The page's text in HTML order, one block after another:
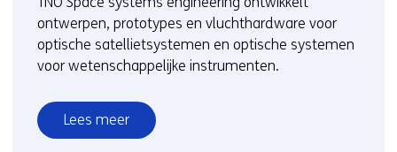
ontwerpen, prototypes en vluchthardware voor
optische satellietsystemen en optische systemen
voor wetenschappelijke instrumenten.
Lees meer
over